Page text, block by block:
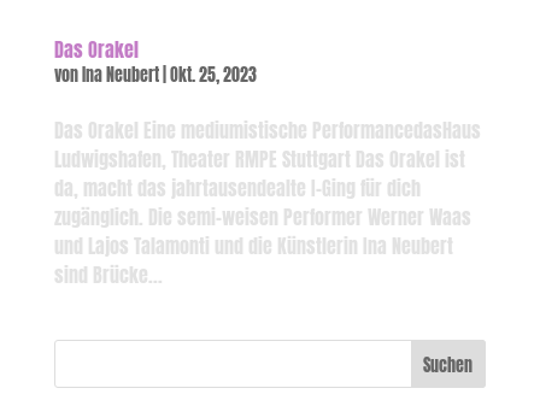
Das Orakel
von Ina Neubert| Okt. 25, 2023
Das Orakel Eine mediumistische PerformancedasHaus
Ludwigshafen, Theater RMPE Stuttgart Das Orakel ist
da, macht das jahrtausendealte I-Ging für dich
zugänglich. Die semi-weisen Performer Werner Waas
und Lajos Talamonti und die Künstlerin Ina Neubert
sind Brücke...
Suchen